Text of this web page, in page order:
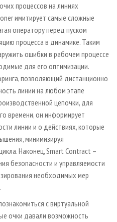
процессов на линиях
имитирует самые сложные
оператору перед пуском
процесса в динамике. Таким
ошибки в рабочем процессе
для его оптимизации.
позволяющий дистанционно
линии на любом этапе
цепочки, для
времени, он информирует
линии и о действиях, которые
минимизируя
Наконец, Smart Contract –
безопасности и управляемости
необходимых мер
с виртуальной
очки давали возможность